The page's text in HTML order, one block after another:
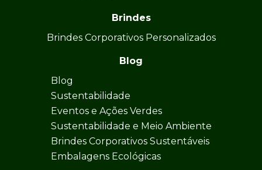
Brindes
Brindes Corporativos Personalizados
Blog
Blog
Sustentabilidade
Eventos e Ações Verdes
Sustentabilidade e Meio Ambiente
Brindes Corporativos Sustentáveis
Embalagens Ecológicas